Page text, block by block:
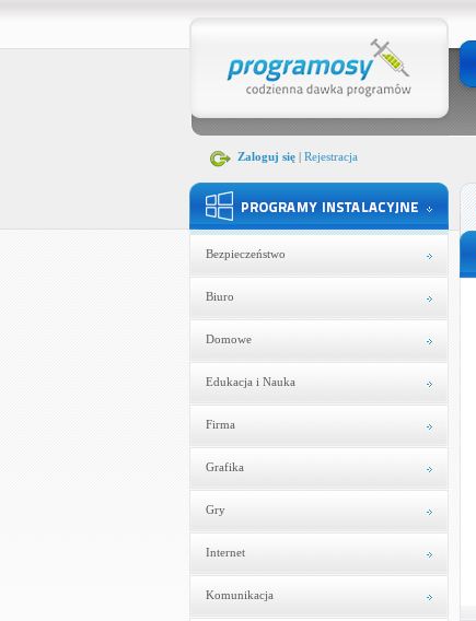
Zaloguj się| Rejestracja
Bezpieczeństwo
Biuro
Domowe
Edukacja i Nauka
Firma
Grafika
Gry
Internet
Komunikacja